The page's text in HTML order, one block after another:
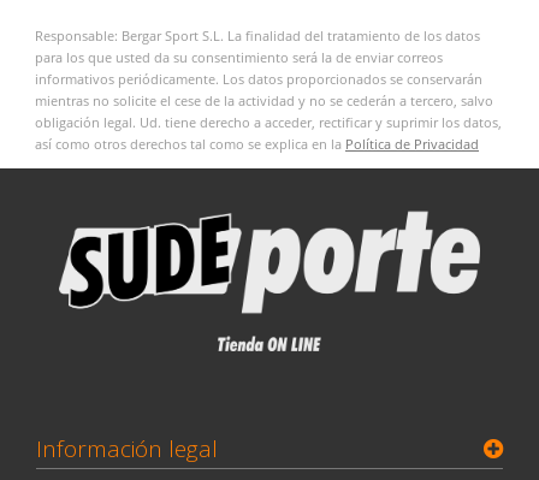
Responsable: Bergar Sport S.L. La finalidad del tratamiento de los datos
para los que usted da su consentimiento será la de enviar correos
informativos periódicamente. Los datos proporcionados se conservarán
mientras no solicite el cese de la actividad y no se cederán a tercero, salvo
obligación legal. Ud. tiene derecho a acceder, rectificar y suprimir los datos,
así como otros derechos tal como se explica en la Política de Privacidad
Información legal